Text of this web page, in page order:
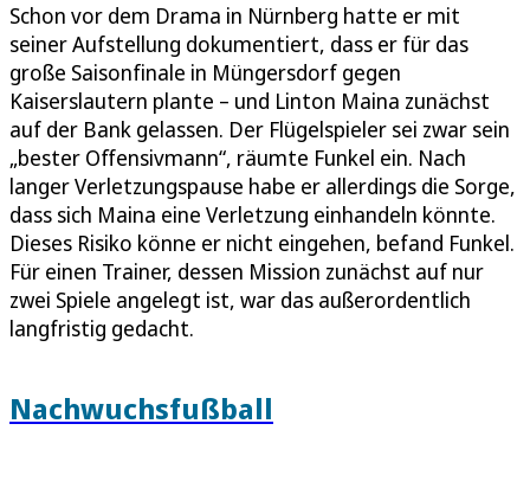
Schon vor dem Drama in Nürnberg hatte er mit
seiner Aufstellung dokumentiert, dass er für das
große Saisonfinale in Müngersdorf gegen
Kaiserslautern plante – und Linton Maina zunächst
auf der Bank gelassen. Der Flügelspieler sei zwar sein
„bester Offensivmann“, räumte Funkel ein. Nach
langer Verletzungspause habe er allerdings die Sorge,
dass sich Maina eine Verletzung einhandeln könnte.
Dieses Risiko könne er nicht eingehen, befand Funkel.
Für einen Trainer, dessen Mission zunächst auf nur
zwei Spiele angelegt ist, war das außerordentlich
langfristig gedacht.
Nachwuchsfußball